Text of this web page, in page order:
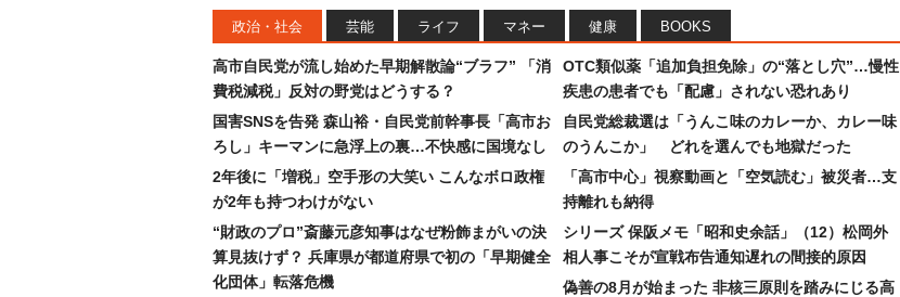
政治・社会 芸能 ライフ マネー 健康 BOOKS
高市自民党が流し始めた早期解散論“ブラフ” 「消
費税減税」反対の野党はどうする？
国害SNSを告発 森山裕・自民党前幹事長「高市お
ろし」キーマンに急浮上の裏…不快感に国境なし
2年後に「増税」空手形の大笑い こんなボロ政権
が2年も持つわけがない
“財政のプロ”斎藤元彦知事はなぜ粉飾まがいの決
算見抜けず？ 兵庫県が都道府県で初の「早期健全
化団体」転落危機
OTC類似薬「追加負担免除」の“落とし穴”…慢性
疾患の患者でも「配慮」されない恐れあり
自民党総裁選は「うんこ味のカレーか、カレー味
のうんこか」 どれを選んでも地獄だった
「高市中心」視察動画と「空気読む」被災者…支
持離れも納得
シリーズ 保阪メモ「昭和史余話」（12）松岡外
相人事こそが宣戦布告通知遅れの間接的原因
偽善の8月が始まった 非核三原則を踏みにじる高